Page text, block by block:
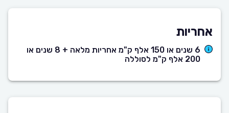
אחריות
6 שנים או 150 אלף ק"מ אחריות מלאה + 8 שנים או
200 אלף ק"מ לסוללה